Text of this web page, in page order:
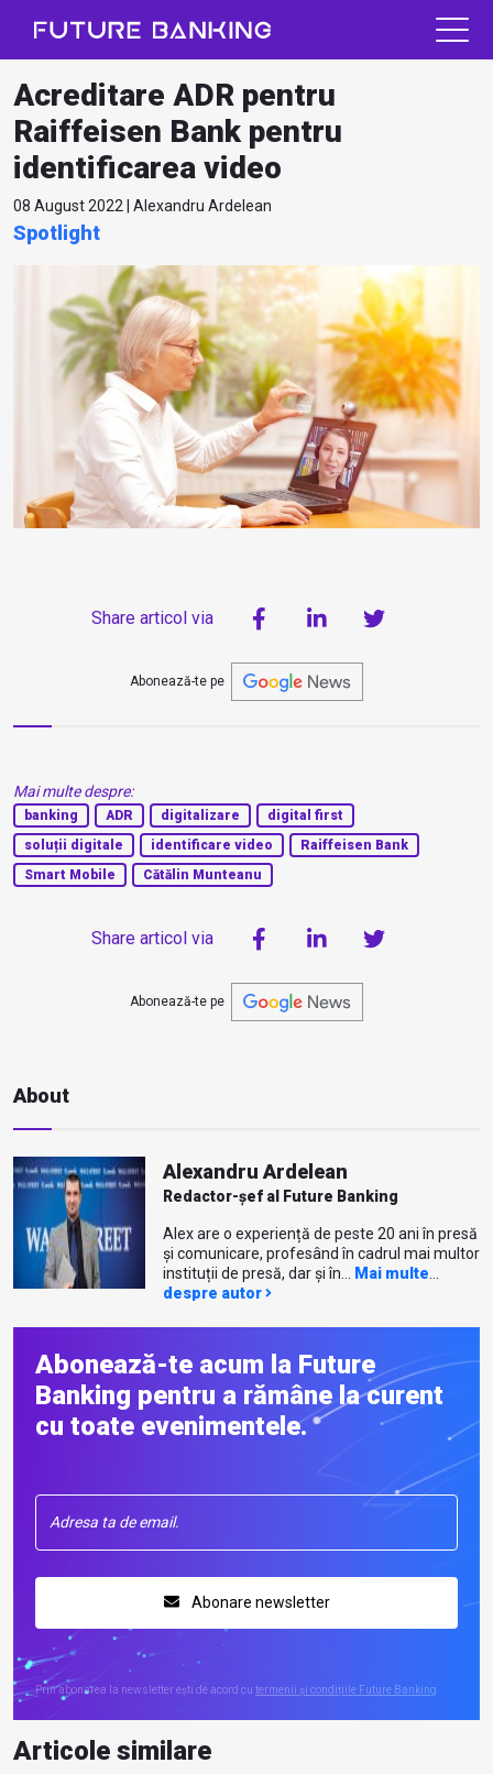
Acreditare ADR pentru
Raiffeisen Bank pentru
identificarea video
08 August 2022 | Alexandru Ardelean
Spotlight
Share articol via
Abonează-te pe
Mai multe despre:
banking ADR digitalizare
digital first
soluții digitale
identificare video
Raiffeisen Bank
Smart Mobile
Cătălin Munteanu
Share articol via
Abonează-te pe
About
Alexandru Ardelean
Redactor-șef al Future Banking
Alex are o experiență de peste 20 ani în presă
și comunicare, profesând în cadrul mai multor
instituții de presă, dar și în... Mai multe
despre autor
Abonează-te acum la Future
Banking pentru a rămâne la curent
cu toate evenimentele.
Abonare newsletter
Prin abonarea la newsletter ești de acord cu termenii și condițiile Future Banking
Articole similare